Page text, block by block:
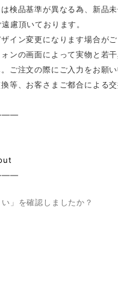
検品基準が異なる為、新品
慮頂いております。
イン変更になります場合がご
ンの画面によって実物と若干
ご注文の際にご入力をお願い
等、お客さまご都合による交
」を確認しましたか？